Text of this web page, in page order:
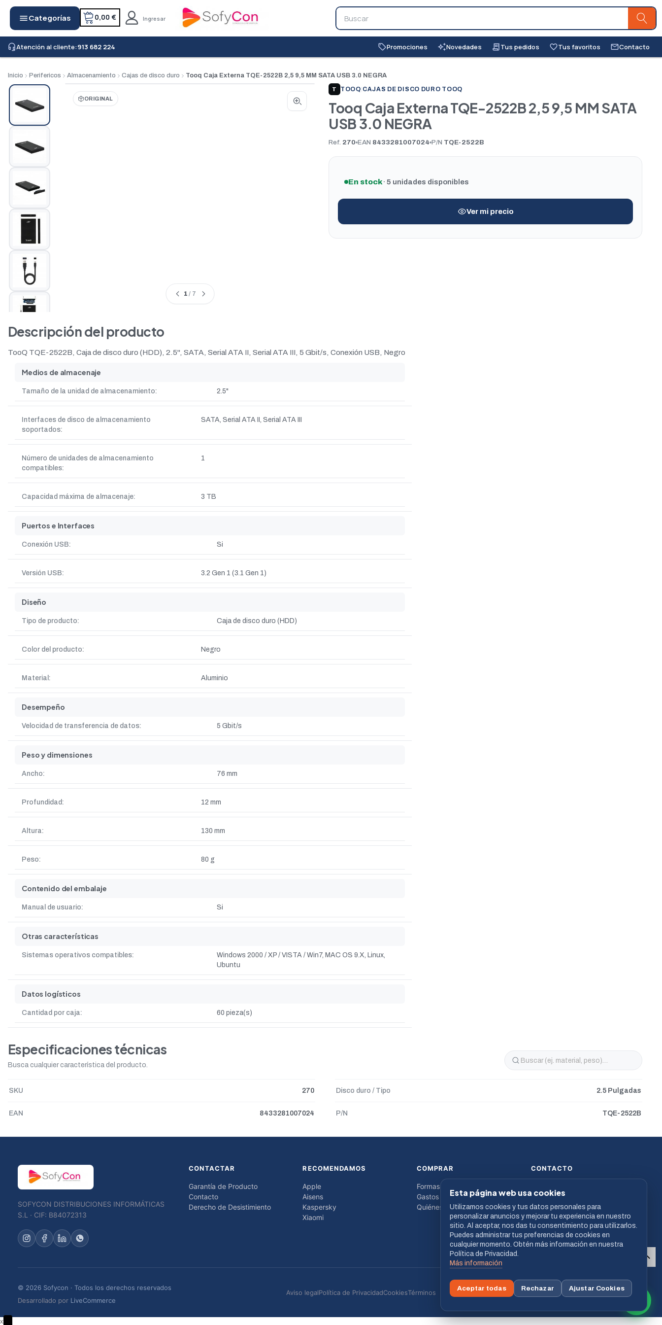
menuCategorías 0,00 € Ingresar
headset_micAtención al cliente:913 682 224 local_offerPromociones auto_awesomeNovedades receipt_long Tus pedidos favorite_borderTus favoritos mail_outlineContacto
Inicio Perifericos Almacenamiento Cajas de disco duro Tooq Caja Externa TQE-2522B 2,5 9,5 MM SATA USB 3.0 NEGRA
ORIGINAL
1 / 7
T TOOQ CAJAS DE DISCO DURO TOOQ
Tooq Caja Externa TQE-2522B 2,5 9,5 MM SATA
USB 3.0 NEGRA
Ref. 270 EAN 8433281007024 P/N TQE-2522B
En stock· 5 unidades disponibles
Ver mi precio
Descripción del producto
TooQ TQE-2522B, Caja de disco duro (HDD), 2.5", SATA, Serial ATA II, Serial ATA III, 5 Gbit/s, Conexión USB, Negro
Medios de almacenaje
Tamaño de la unidad de almacenamiento: 2.5"
Interfaces de disco de almacenamiento
soportados:
SATA, Serial ATA II, Serial ATA III
Número de unidades de almacenamiento
compatibles:
1
Capacidad máxima de almacenaje: 3 TB
Puertos e Interfaces
Conexión USB: Si
Versión USB: 3.2 Gen 1 (3.1 Gen 1)
Diseño
Tipo de producto: Caja de disco duro (HDD)
Color del producto: Negro
Material: Aluminio
Desempeño
Velocidad de transferencia de datos: 5 Gbit/s
Peso y dimensiones
Ancho: 76 mm
Profundidad: 12 mm
Altura: 130 mm
Peso: 80 g
Contenido del embalaje
Manual de usuario: Si
Otras características
Sistemas operativos compatibles:
Windows 2000 / XP / VISTA / Win7, MAC OS 9.X, Linux,
Ubuntu
Datos logísticos
Cantidad por caja: 60 pieza(s)
Especificaciones técnicas
Busca cualquier característica del producto.
SKU 270 Disco duro / Tipo 2.5 Pulgadas
EAN 8433281007024 P/N TQE-2522B
SOFYCON DISTRIBUCIONES INFORMÁTICAS
S.L · CIF: B84072313
CONTACTAR
Garantía de Producto
Contacto
Derecho de Desistimiento
RECOMENDAMOS
Apple
Aisens
Kaspersky
Xiaomi
COMPRAR
Formas de Pago
Gastos de envío
Quiénes somos
CONTACTO
comercial@sofycon.com
L–V · 9:00 a 19:00
Resina, 39 - Nave 15 - 28021
Madrid (Madrid) - España
© 2026 Sofycon · Todos los derechos reservados
Desarrollado por LiveCommerce
Aviso legalPolítica de PrivacidadCookiesTérminos VISA BIZUM
xxx
Esta página web usa cookies
Utilizamos cookies y tus datos personales para
personalizar anuncios y mejorar tu experiencia en nuestro
sitio. Al aceptar, nos das tu consentimiento para utilizarlos.
Puedes administrar tus preferencias de cookies en
cualquier momento. Obtén más información en nuestra
Política de Privacidad.
Más información
Aceptar todas Rechazar Ajustar Cookies